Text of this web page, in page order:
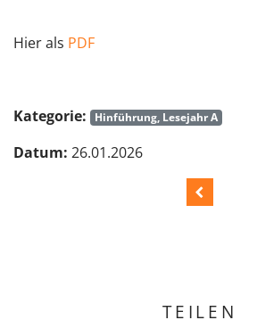
Hier als PDF
Kategorie: Hinführung, Lesejahr A
Datum: 26.01.2026
TEILEN